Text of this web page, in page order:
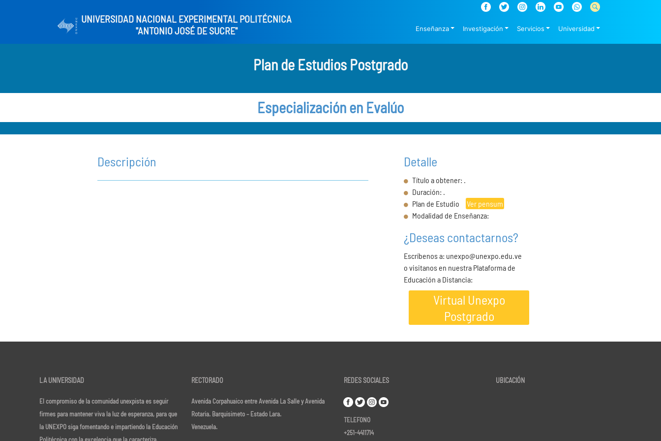
UNIVERSIDAD NACIONAL EXPERIMENTAL POLITÉCNICA
"ANTONIO JOSÉ DE SUCRE"
Enseñanza Investigación Servicios Universidad
Plan de Estudios Postgrado
Especialización en Evalúo
Descripción Detalle
Título a obtener: .
Duración: .
Plan de Estudio
Ver pensum
Modalidad de Enseñanza:
¿Deseas contactarnos?
Escríbenos a: unexpo@unexpo.edu.ve
o visitanos en nuestra Plataforma de
Educación a Distancia:
Virtual Unexpo
Postgrado
LA UNIVERSIDAD
El compromiso de la comunidad unexpista es seguir
firmes para mantener viva la luz de esperanza, para que
la UNEXPO siga fomentando e impartiendo la Educación
RECTORADO
Avenida Corpahuaico entre Avenida La Salle y Avenida
Rotaria. Barquisimeto – Estado Lara.
Venezuela.
REDES SOCIALES
TELEFONO
+251-4411714
UBICACIÓN